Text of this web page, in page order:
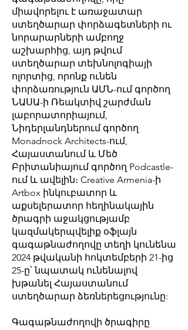
միավորելու է առաջատար
ստեղծարար փորձագետների ու
նորարարների ամբողջ
աշխարհից, այդ թվում
ստեղծարար տեխնոլոգիայի
ոլորտից, որոնք ունեն
փորձառություն ԱՄՆ-ում գործող
ՆԱՍԱ-ի Ռեակտիվ շարժման
լաբորատորիայում,
Նիդերլանդներում գործող
Monadnock Architects-ում,
Հայաստանում և Մեծ
Բրիտանիայում գործող Podcastle-
ում և ավելին։ Creative Armenia-ի
Artbox ինկուբատոր և
աքսելերատոր հեղինակային
ծրագրի աջակցությամբ
կազմակերպվելիք օֆլայն
գագաթնաժողովը տեղի կունենա
2024 թվականի հոկտեմբերի 21-ից
25-ը՝ նպատակ ունենալով
խթանել Հայաստանում
ստեղծարար ձեռներեցությունը:
Գագաթնաժողովի ծրագիրը